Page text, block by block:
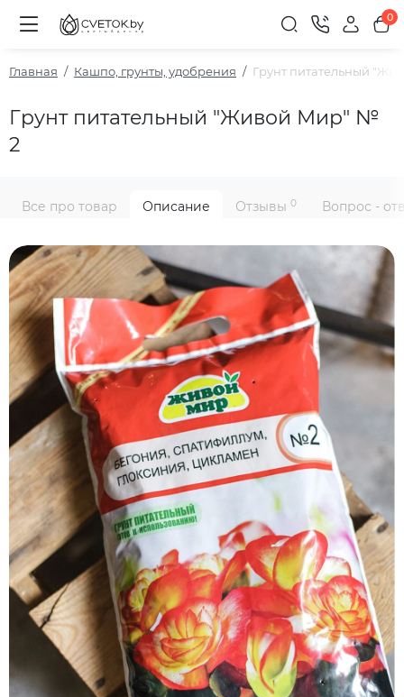
0
Главная Кашпо, грунты, удобрения Гpyнт питaтeльный
Гpyнт питaтeльный "Живой Мир" №
2
Все про товар Описание Отзывы 0 Вопрос -